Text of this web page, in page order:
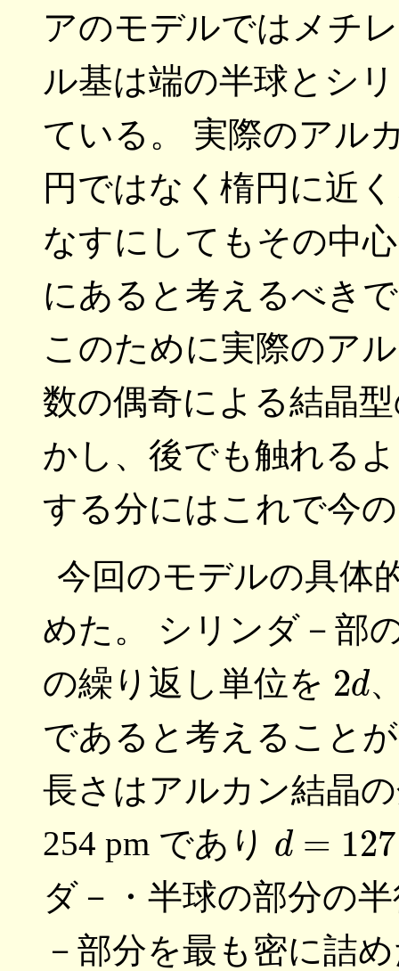
アのモデルではメチ
ル基は端の半球とシ
ている。 実際のアル
円ではなく楕円に近
なすにしてもその中
にあると考えるべき
このために実際のア
数の偶奇による結晶
かし、後でも触れる
する分にはこれで今
今回のモデルの具体
めた。 シリンダ－部
の繰り返し単位を
2d
であると考えること
長さはアルカン結晶
254 pm であり
d 127
ダ－・半球の部分の
－部分を最も密に詰